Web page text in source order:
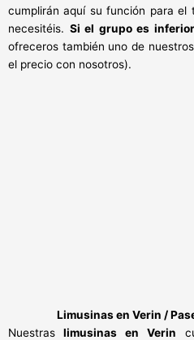
cumplirán aquí su función para el
necesitéis. Si el grupo es
ofreceros también uno de
el precio con nosotros).
Limusinas en Verin /
Nuestras limusinas en Verin